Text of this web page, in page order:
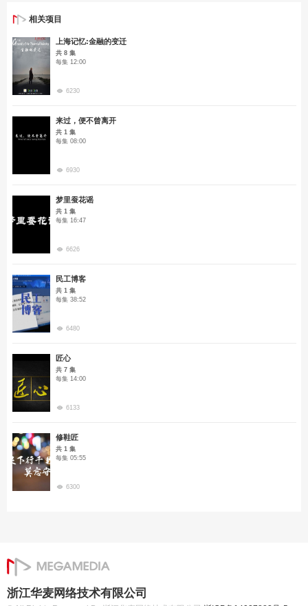
相关项目
上海记忆:金融的变迁
共 8 集
每集 12:00
6230
来过，便不曾离开
共 1 集
每集 08:00
6930
梦里蚕花谣
共 1 集
每集 16:47
6626
民工博客
共 1 集
每集 38:52
6480
匠心
共 7 集
每集 14:00
6133
修鞋匠
共 1 集
每集 05:55
6300
浙江华麦网络技术有限公司